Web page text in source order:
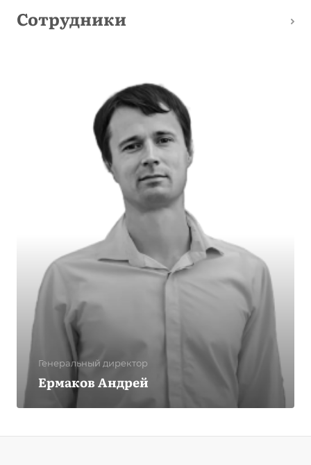
Сотрудники
Генеральный директор
Ермаков Андрей